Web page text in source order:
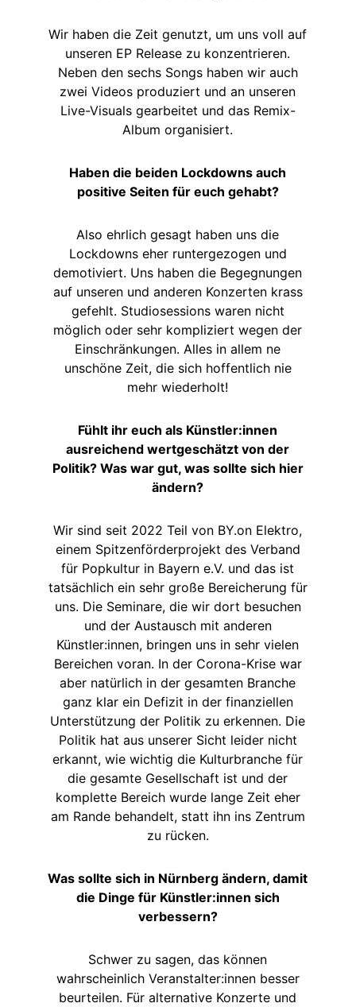
Wir haben die Zeit genutzt, um uns voll auf
unseren EP Release zu konzentrieren.
Neben den sechs Songs haben wir auch
zwei Videos produziert und an unseren
Live-Visuals gearbeitet und das Remix-
Album organisiert.
Haben die beiden Lockdowns auch
positive Seiten für euch gehabt?
Also ehrlich gesagt haben uns die
Lockdowns eher runtergezogen und
demotiviert. Uns haben die Begegnungen
auf unseren und anderen Konzerten krass
gefehlt. Studiosessions waren nicht
möglich oder sehr kompliziert wegen der
Einschränkungen. Alles in allem ne
unschöne Zeit, die sich hoffentlich nie
mehr wiederholt!
Fühlt ihr euch als Künstler:innen
ausreichend wertgeschätzt von der
Politik? Was war gut, was sollte sich hier
ändern?
Wir sind seit 2022 Teil von BY.on Elektro,
einem Spitzenförderprojekt des Verband
für Popkultur in Bayern e.V. und das ist
tatsächlich ein sehr große Bereicherung für
uns. Die Seminare, die wir dort besuchen
und der Austausch mit anderen
Künstler:innen, bringen uns in sehr vielen
Bereichen voran. In der Corona-Krise war
aber natürlich in der gesamten Branche
ganz klar ein Defizit in der finanziellen
Unterstützung der Politik zu erkennen. Die
Politik hat aus unserer Sicht leider nicht
erkannt, wie wichtig die Kulturbranche für
die gesamte Gesellschaft ist und der
komplette Bereich wurde lange Zeit eher
am Rande behandelt, statt ihn ins Zentrum
zu rücken.
Was sollte sich in Nürnberg ändern, damit
die Dinge für Künstler:innen sich
verbessern?
Schwer zu sagen, das können
wahrscheinlich Veranstalter:innen besser
beurteilen. Für alternative Konzerte und